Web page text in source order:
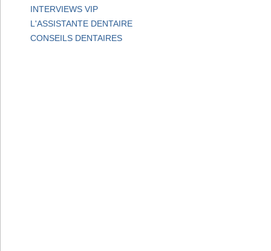
INTERVIEWS VIP
L'ASSISTANTE DENTAIRE
CONSEILS DENTAIRES